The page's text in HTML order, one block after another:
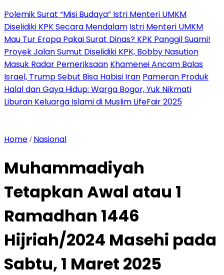
Polemik Surat “Misi Budaya” Istri Menteri UMKM
Diselidiki KPK Secara Mendalam Istri Menteri UMKM
Mau Tur Eropa Pakai Surat Dinas? KPK Panggil Suami!
Proyek Jalan Sumut Diselidiki KPK, Bobby Nasution
Masuk Radar Pemeriksaan Khamenei Ancam Balas
Israel, Trump Sebut Bisa Habisi Iran Pameran Produk
Halal dan Gaya Hidup: Warga Bogor, Yuk Nikmati
Liburan Keluarga Islami di Muslim LifeFair 2025
Home / Nasional
Muhammadiyah
Tetapkan Awal atau 1
Ramadhan 1446
Hijriah/2024 Masehi pada
Sabtu, 1 Maret 2025